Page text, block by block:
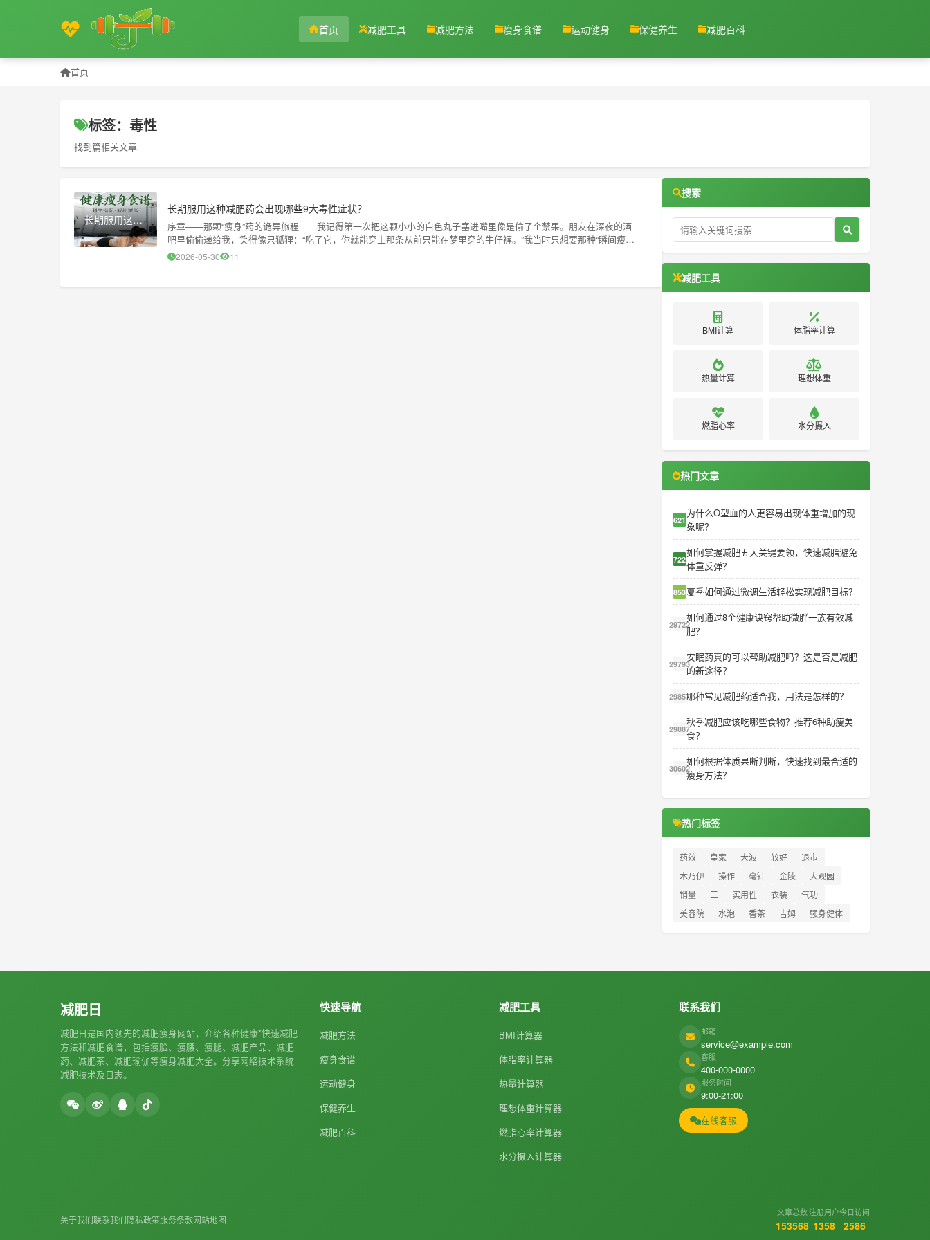
首页 减肥工具 减肥方法 瘦身食谱 运动健身 保健养生 减肥百科
首页
标签：毒性
找到篇相关文章
长期服用这种减肥药会出现哪些9大毒性症状？
长期服用这种减肥药会出现哪些9大毒性症状？
序章——那颗“瘦身”药的诡异旅程 我记得第一次把这颗小小的白色丸子塞进嘴里像是偷了个禁果。朋友在深夜的酒
吧里偷偷递给我，笑得像只狐狸：“吃了它，你就能穿上那条从前只能在梦里穿的牛仔裤。”我当时只想要那种“瞬间瘦下
来”的快感，根本不敢想后面
2026-05-30 11
搜索
减肥工具
BMI计算 体脂率计算
热量计算 理想体重
燃脂心率 水分摄入
热门文章
26212
为什么O型血的人更容易出现体重增加的现
象呢？
27227
如何掌握减肥五大关键要领，快速减脂避免
体重反弹？
28532夏季如何通过微调生活轻松实现减肥目标？
29722
如何通过8个健康诀窍帮助微胖一族有效减
肥？
29793
安眠药真的可以帮助减肥吗？这是否是减肥
的新途径？
29857哪种常见减肥药适合我，用法是怎样的？
29887
秋季减肥应该吃哪些食物？推荐6种助瘦美
食？
30602
如何根据体质果断判断，快速找到最合适的
瘦身方法？
热门标签
药效 皇家 大波 较好
退市
木乃伊
操作 毫针 金陵
大观园
销量
三 实用性 衣装
气功
美容院
水泡 香茶 吉姆 强身健体
减肥日
减肥日是国内领先的减肥瘦身网站，介绍各种健康*快速减肥
方法和减肥食谱，包括瘦脸、瘦腰、瘦腿、减肥产品、减肥
药、减肥茶、减肥瑜伽等瘦身减肥大全。分享网络技术系统
减肥技术及日志。
快速导航
减肥方法
瘦身食谱
运动健身
保健养生
减肥百科
减肥工具
BMI计算器
体脂率计算器
热量计算器
理想体重计算器
燃脂心率计算器
水分摄入计算器
联系我们
邮箱
service@example.com
客服
400-000-0000
服务时间
9:00-21:00
在线客服
关于我们联系我们隐私政策服务条款网站地图
文章总数
153568
注册用户
1358
今日访问
2586